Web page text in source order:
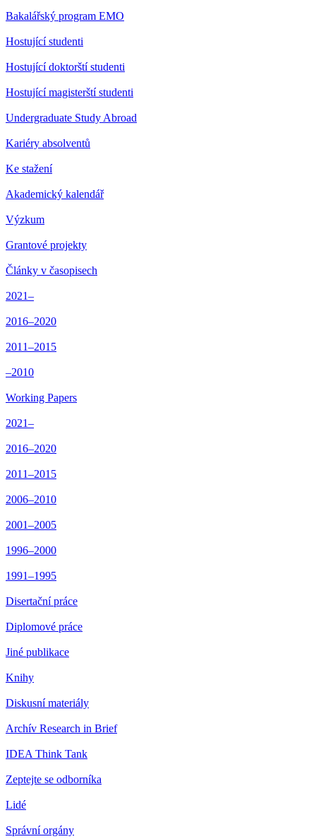
Bakalářský program EMO
Hostující studenti
Hostující doktorští studenti
Hostující magisterští studenti
Undergraduate Study Abroad
Kariéry absolventů
Ke stažení
Akademický kalendář
Výzkum
Grantové projekty
Články v časopisech
2021–
2016–2020
2011–2015
–2010
Working Papers
2021–
2016–2020
2011–2015
2006–2010
2001–2005
1996–2000
1991–1995
Disertační práce
Diplomové práce
Jiné publikace
Knihy
Diskusní materiály
Archív Research in Brief
IDEA Think Tank
Zeptejte se odborníka
Lidé
Správní orgány